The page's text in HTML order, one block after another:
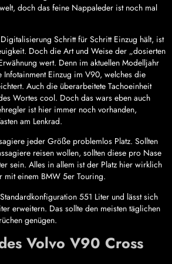
doch das feine Nappaleder ist noch mal
Schritt für Schritt Einzug hält, ist
Doch die Art und Weise der „dosierten
wert. Denn im aktuellen Modelljahr
Infotainment Einzug im V90, welches die
Auch die überarbeitete Tachoeinheit
Wortes cool. Doch das wars eben auch
ist hier immer noch vorhanden,
am Lenkrad.
jeder Größe problemlos Platz. Sollten
reisen wollen, sollten diese pro Nase
sein. Alles in allem ist der Platz hier wirklich
mit einem BMW 5er Touring.
551 Liter und lässt sich
erweitern. Das sollte den meisten täglichen
genügen.
Volvo V90 Cross